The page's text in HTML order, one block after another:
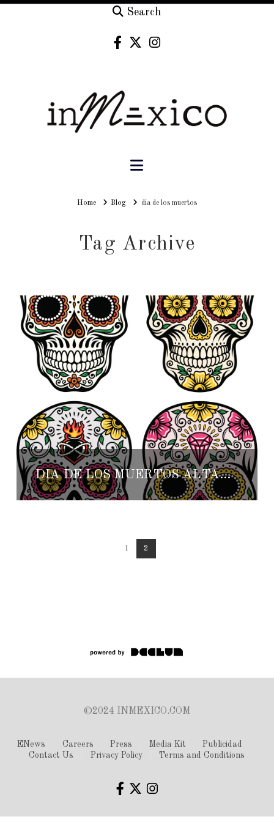
Search
Navigation
HomeHomeBlog dia de los muertos
Tag Archive
DIA DE LOS MUERTOS ALTAR COMPETITION
1 2
©2024 INMEXICO.COM
ENews Careers Press Media Kit
Publicidad
Contact Us
Privacy Policy Terms and Conditions